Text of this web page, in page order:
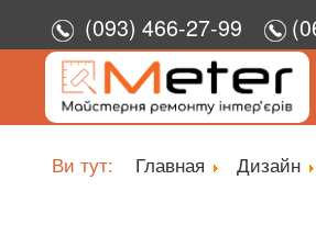
(093) 466-27-99
Ви тут: Главная Дизайн